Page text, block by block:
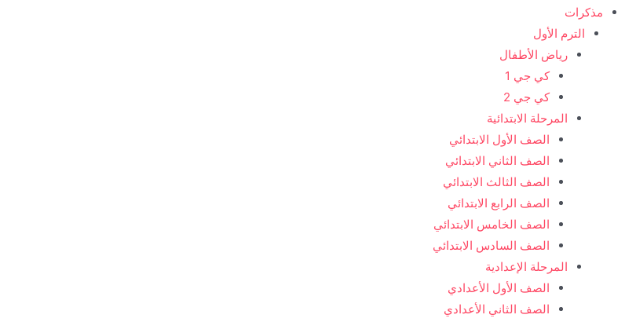
مذكرات
الترم الأول
رياض الأطفال
كي جي 1
كي جي 2
المرحلة الابتدائية
الصف الأول الابتدائي
الصف الثاني الابتدائي
الصف الثالث الابتدائي
الصف الرابع الابتدائي
الصف الخامس الابتدائي
الصف السادس الابتدائي
المرحلة الإعدادية
الصف الأول الأعدادي
الصف الثاني الأعدادي